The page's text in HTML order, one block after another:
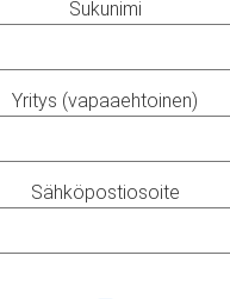
Sukunimi
Yritys (vapaaehtoinen)
Sähköpostiosoite